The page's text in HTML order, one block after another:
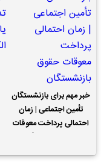
خبر مهم برای بازنشستگان
تأمین اجتماعی | زمان
احتمالی پرداخت معوقات